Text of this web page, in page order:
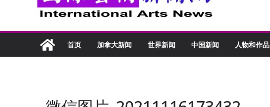
首页 加拿大新闻 世界新闻 中国新闻 人物和作品